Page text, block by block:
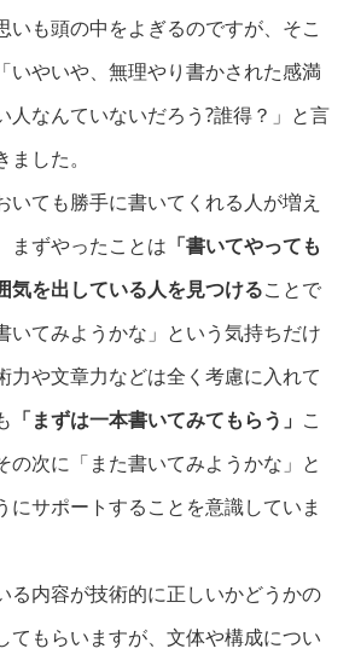
いも頭の中をよぎるのですが、そこ
いやいや、無理やり書かされた感満
人なんていないだろう?誰得？」と言
した。
いても勝手に書いてくれる人が増え
まずやったことは 「書いてやっても
気を出している人を見つけることで
いてみようかな」という気持ちだけ
力や文章力などは全く考慮に入れて
「まずは一本書いてみてもらう」 こ
の次に「また書いてみようかな」と
にサポートすることを意識していま
る内容が技術的に正しいかどうかの
てもらいますが、文体や構成につい